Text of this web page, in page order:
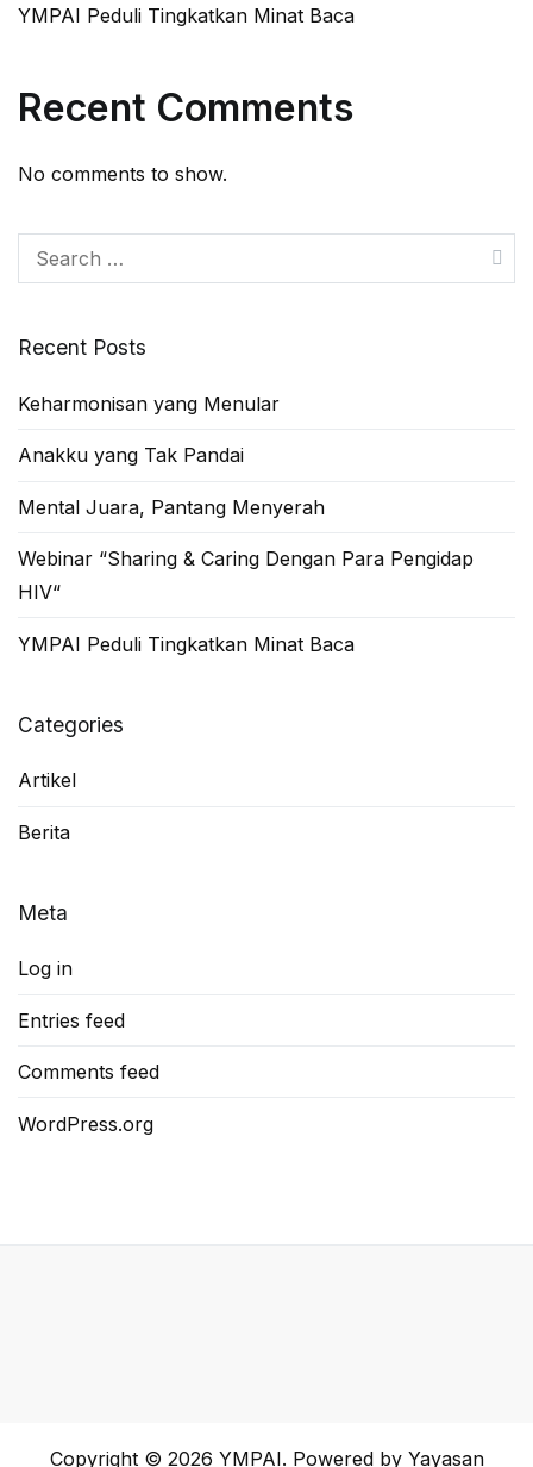
YMPAI Peduli Tingkatkan Minat Baca
Recent Comments
No comments to show.
Recent Posts
Keharmonisan yang Menular
Anakku yang Tak Pandai
Mental Juara, Pantang Menyerah
Webinar “Sharing & Caring Dengan Para Pengidap
HIV“
YMPAI Peduli Tingkatkan Minat Baca
Categories
Artikel
Berita
Meta
Log in
Entries feed
Comments feed
WordPress.org
Copyright © 2026 YMPAI. Powered by Yayasan